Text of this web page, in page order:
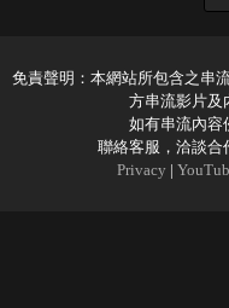
免責聲明：本網站所包含之串
方串流影片及
如有串流內容
聯絡客服，洽談合
Privacy |